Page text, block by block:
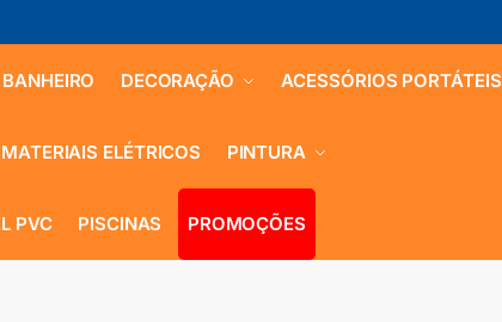
BANHEIRO DECORAÇÃO ACESSÓRIOS PORTÁTEIS
MATERIAIS ELÉTRICOS PINTURA
PVC PISCINAS PROMOÇÕES